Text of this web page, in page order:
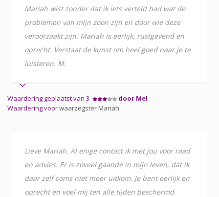
Mariah wist zonder dat ik iets verteld had wat de
problemen van mijn zoon zijn en door wie deze
veroorzaakt zijn. Mariah is eerlijk, rustgevend en
oprecht. Verstaat de kunst om heel goed naar je te
luisteren. M.
Waardering geplaatst van 3
door Mel
Waardering voorwaarzegster Mariah
Lieve Mariah, Al enige contact ik met jou voor raad
en advies. Er is zoveel gaande in mijn leven, dat ik
daar zelf soms niet meer uitkom. Je bent eerlijk en
oprecht en voel mij ten alle tijden beschermd